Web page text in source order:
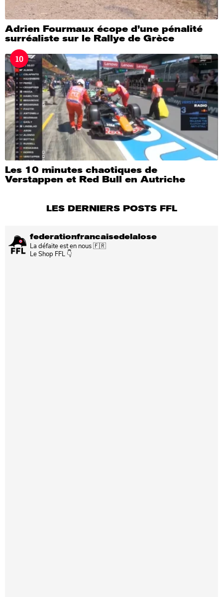
Adrien Fourmaux écope d’une pénalité
surréaliste sur le Rallye de Grèce
10
Les 10 minutes chaotiques de
Verstappen et Red Bull en Autriche
LES DERNIERS POSTS FFL
federationfrancaisedelalose
La défaite est en nous 🇫🇷
Le Shop FFL 👇